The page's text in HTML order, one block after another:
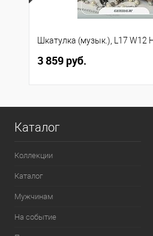
Шкатулка (музык.), L17 W12
3 859 руб.
Каталог
Коллекции
Каталог
Мужчинам
На событие